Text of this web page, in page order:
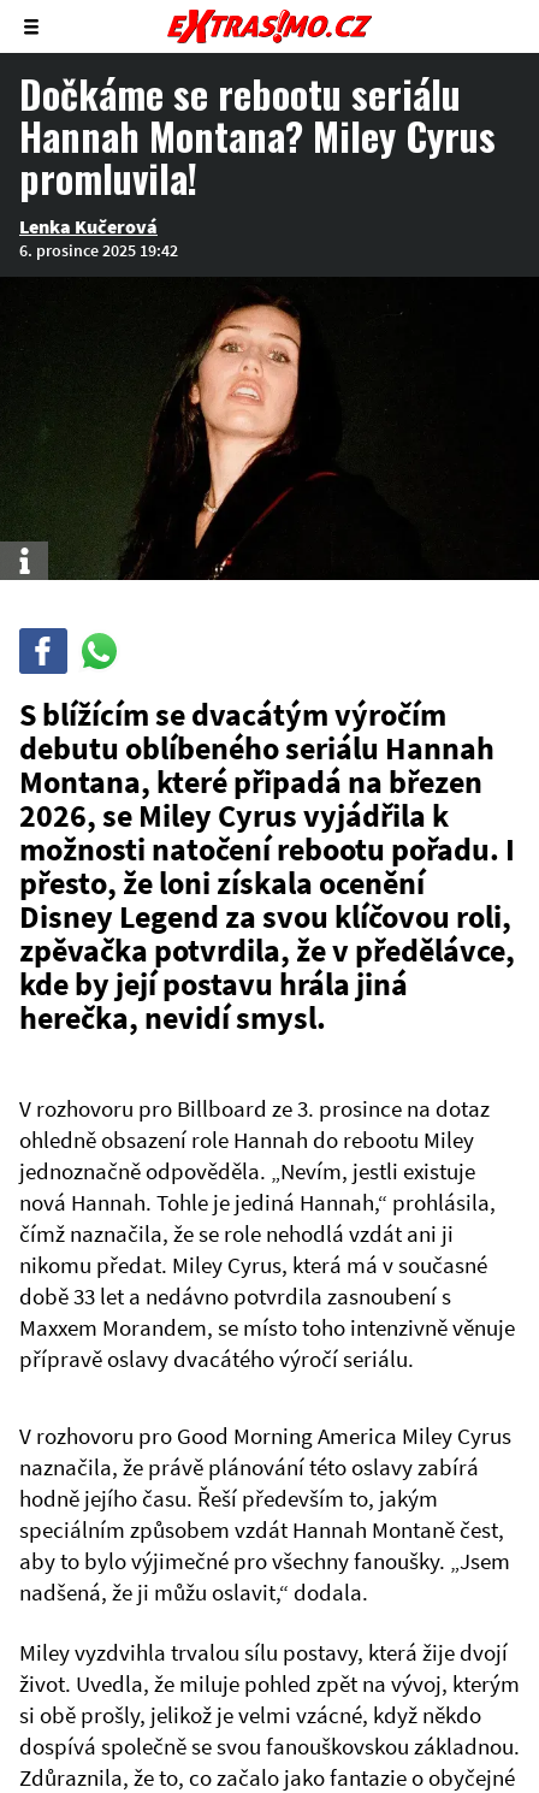
Zobrazit/skrýt
menu
Dočkáme se rebootu seriálu
Hannah Montana? Miley Cyrus
promluvila!
Lenka Kučerová
6. prosince 2025 19:42
Info
Sdílej
WhatsAppu
S blížícím se dvacátým výročím
debutu oblíbeného seriálu Hannah
Montana, které připadá na březen
2026, se Miley Cyrus vyjádřila k
možnosti natočení rebootu pořadu. I
přesto, že loni získala ocenění
Disney Legend za svou klíčovou roli,
zpěvačka potvrdila, že v předělávce,
kde by její postavu hrála jiná
herečka, nevidí smysl.
V rozhovoru pro Billboard ze 3. prosince na dotaz
ohledně obsazení role Hannah do rebootu Miley
jednoznačně odpověděla. „Nevím, jestli existuje
nová Hannah. Tohle je jediná Hannah,“ prohlásila,
čímž naznačila, že se role nehodlá vzdát ani ji
nikomu předat. Miley Cyrus, která má v současné
době 33 let a nedávno potvrdila zasnoubení s
Maxxem Morandem, se místo toho intenzivně věnuje
přípravě oslavy dvacátého výročí seriálu.
V rozhovoru pro Good Morning America Miley Cyrus
naznačila, že právě plánování této oslavy zabírá
hodně jejího času. Řeší především to, jakým
speciálním způsobem vzdát Hannah Montaně čest,
aby to bylo výjimečné pro všechny fanoušky. „Jsem
nadšená, že ji můžu oslavit,“ dodala.
Miley vyzdvihla trvalou sílu postavy, která žije dvojí
život. Uvedla, že miluje pohled zpět na vývoj, kterým
si obě prošly, jelikož je velmi vzácné, když někdo
dospívá společně se svou fanouškovskou základnou.
Zdůraznila, že to, co začalo jako fantazie o obyčejné